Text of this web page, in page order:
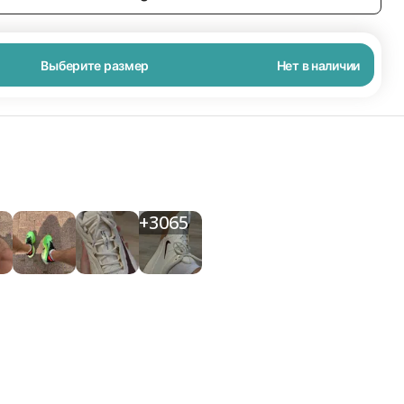
Выберите размер Нет в наличии
+3065